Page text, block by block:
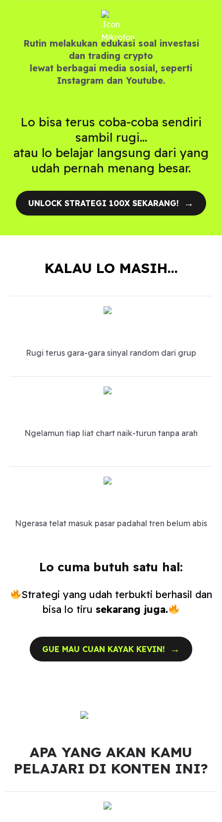
Rutin melakukan edukasi soal investasi
dan trading crypto
lewat berbagai media sosial, seperti
Instagram dan Youtube.
Lo bisa terus coba-coba sendiri
sambil rugi…
atau lo belajar langsung dari yang
udah pernah menang besar.
UNLOCK STRATEGI 100X SEKARANG! →
KALAU LO MASIH…
Rugi terus gara-gara sinyal random dari grup
Ngelamun tiap liat chart naik-turun tanpa arah
Ngerasa telat masuk pasar padahal tren belum abis
Lo cuma butuh satu hal:
Strategi yang udah terbukti berhasil dan
bisa lo tirusekarang juga.
GUE MAU CUAN KAYAK KEVIN! →
APA YANG AKAN KAMU
PELAJARI DI KONTEN INI?